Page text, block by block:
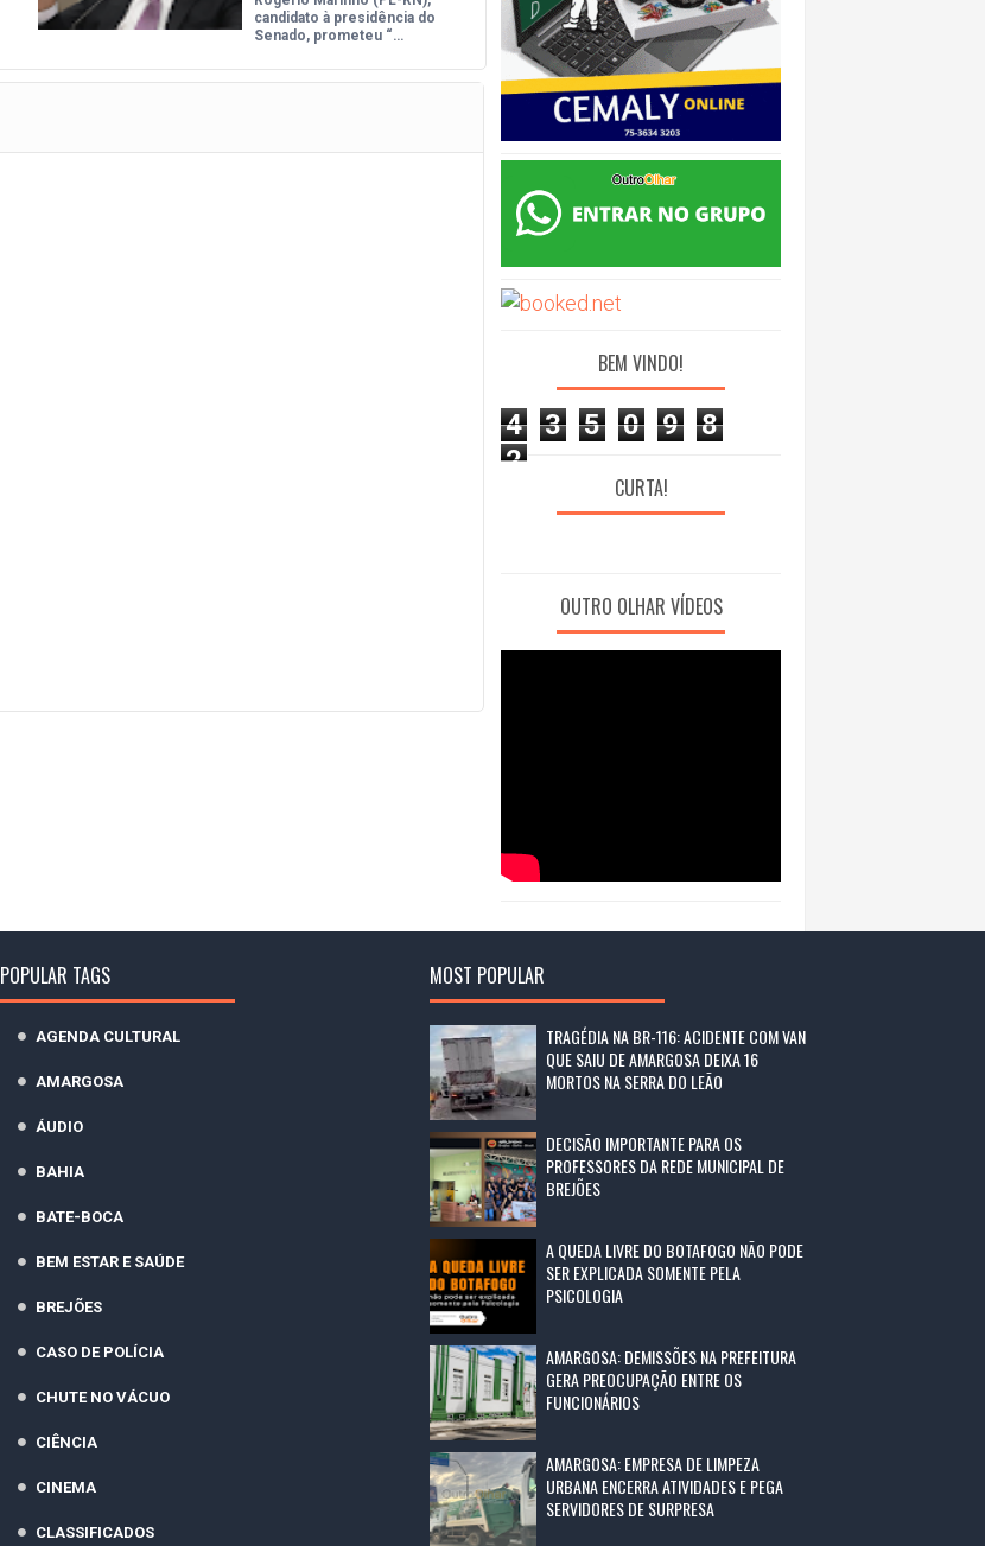
candidato à presidência do
Senado, prometeu “…
BEM VINDO!
4 3 5 0 9
8
2
CURTA!
OUTRO OLHAR VÍDEOS
POPULAR TAGS
AGENDA CULTURAL
AMARGOSA
ÁUDIO
BAHIA
BATE-BOCA
BEM ESTAR E SAÚDE
BREJÕES
CASO DE POLÍCIA
CHUTE NO VÁCUO
CIÊNCIA
CINEMA
CLASSIFICADOS
MOST POPULAR
TRAGÉDIA NA BR-116: ACIDENTE COM VAN
QUE SAIU DE AMARGOSA DEIXA 16
MORTOS NA SERRA DO LEÃO
DECISÃO IMPORTANTE PARA OS
PROFESSORES DA REDE MUNICIPAL DE
BREJÕES
A QUEDA LIVRE DO BOTAFOGO NÃO PODE
SER EXPLICADA SOMENTE PELA
PSICOLOGIA
AMARGOSA: DEMISSÕES NA PREFEITURA
GERA PREOCUPAÇÃO ENTRE OS
FUNCIONÁRIOS
AMARGOSA: EMPRESA DE LIMPEZA
URBANA ENCERRA ATIVIDADES E PEGA
SERVIDORES DE SURPRESA